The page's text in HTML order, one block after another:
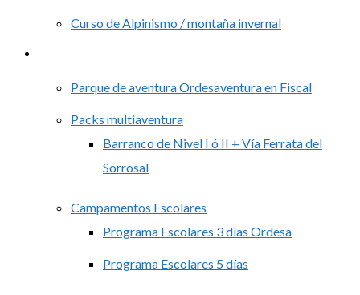
Curso de Alpinismo / montaña invernal
Parque de aventura Ordesaventura en Fiscal
Packs multiaventura
Barranco de Nivel I ó II + Vía Ferrata del
Sorrosal
Campamentos Escolares
Programa Escolares 3 días Ordesa
Programa Escolares 5 días